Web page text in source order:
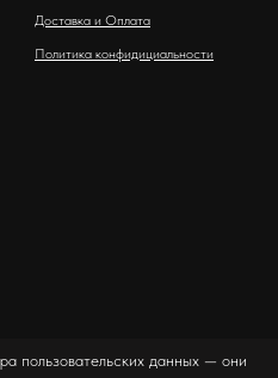
Доставка и Оплата
Политика конфидициальности
пользовательских данных — они